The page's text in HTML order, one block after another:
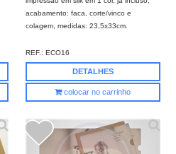
acabamento: faca, corte/vinco e
colagem, medidas: 23,5x33cm.
REF.:ECO16
DETALHES
colocar no carrinho